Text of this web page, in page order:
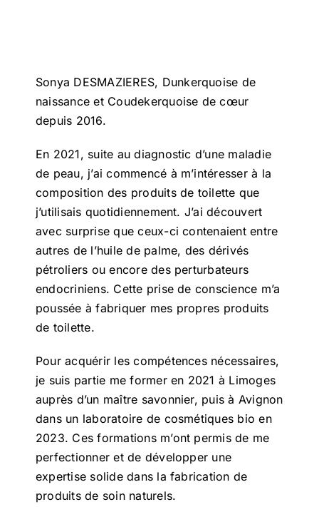
Sonya DESMAZIERES, Dunkerquoise de
naissance et Coudekerquoise de cœur
depuis 2016.
En 2021, suite au diagnostic d’une maladie
de peau, j’ai commencé à m’intéresser à la
composition des produits de toilette que
j’utilisais quotidiennement. J’ai découvert
avec surprise que ceux-ci contenaient entre
autres de l’huile de palme, des dérivés
pétroliers ou encore des perturbateurs
endocriniens. Cette prise de conscience m’a
poussée à fabriquer mes propres produits
de toilette.
Pour acquérir les compétences nécessaires,
je suis partie me former en 2021 à Limoges
auprès d’un maître savonnier, puis à Avignon
dans un laboratoire de cosmétiques bio en
2023. Ces formations m’ont permis de me
perfectionner et de développer une
expertise solide dans la fabrication de
produits de soin naturels.